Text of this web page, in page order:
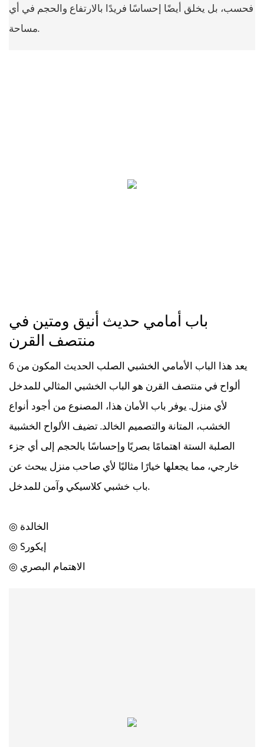
فحسب، بل يخلق أيضًا إحساسًا فريدًا بالارتفاع والحجم في أي
مساحة.
باب أمامي حديث أنيق ومتين في
يعد هذا الباب الأمامي الخشبي الصلب الحديث المكون من 6
ألواح في منتصف القرن هو الباب الخشبي المثالي للمدخل
لأي منزل. يوفر باب الأمان هذا، المصنوع من أجود أنواع
الخشب، المتانة والتصميم الخالد. تضيف الألواح الخشبية
الصلبة الستة اهتمامًا بصريًا وإحساسًا بالحجم إلى أي جزء
خارجي، مما يجعلها خيارًا مثاليًا لأي صاحب منزل يبحث عن
باب خشبي كلاسيكي وآمن للمدخل.
◎ Sإيكور
◎ الاهتمام البصري